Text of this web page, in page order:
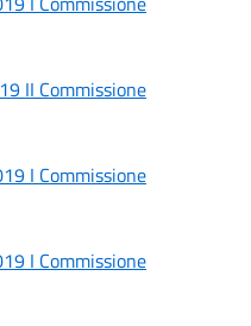
II Commissione
I Commissione
I Commissione